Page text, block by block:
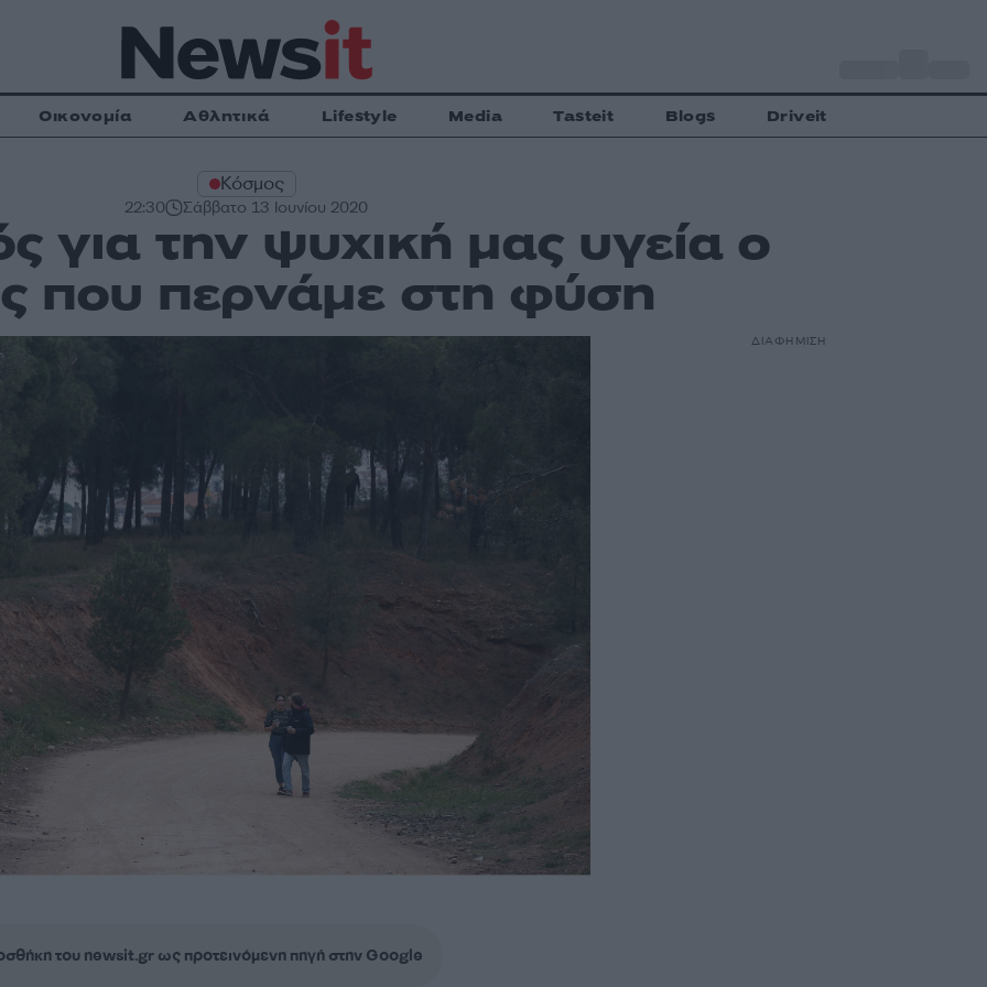
Οικονομία Αθλητικά Lifestyle Media Tasteit Blogs Driveit
Κόσμος
22:30 Σάββατο 13 Ιουνίου 2020
για την ψυχική μας υγεία ο
που περνάμε στη φύση
του newsit.gr ως προτεινόμενη πηγή στην Google
ΔΙΑΦΗΜΙΣΗ